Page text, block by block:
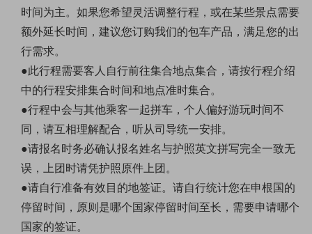
时间为主。如果您希望灵活调整行程，或在某些景点需要
额外延长时间，建议您订购我们的包车产品，满足您的出
行需求。
●此行程需要客人自行前往集合地点集合，请按行程介绍
中的行程安排集合时间和地点准时集合。
●行程中会与其他乘客一起拼车，个人偏好游玩时间不
同，请互相理解配合，听从司导统一安排。
●请报名时务必确认报名姓名与护照英文拼写完全一致无
误，上团时请凭护照原件上团。
●请自行准备有效目的地签证。请自行统计您在申根国的
停留时间，原则是哪个国家停留时间至长，需要申请哪个
国家的签证。